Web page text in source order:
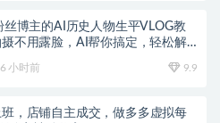
博主的AI历史人物生平VLOG教
不用露脸，AI帮你搞定，轻松解
小时前 9.9
，店铺自主成交，做多多虚拟每